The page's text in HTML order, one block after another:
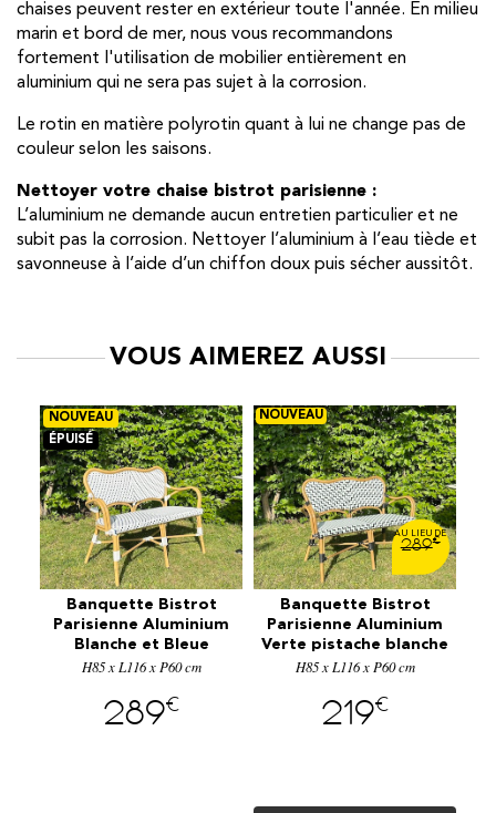
chaises peuvent rester en extérieur toute l'année. En milieu
marin et bord de mer, nous vous recommandons
fortement l'utilisation de mobilier entièrement en
aluminium qui ne sera pas sujet à la corrosion.
Le rotin en matière polyrotin quant à lui ne change pas de
couleur selon les saisons.
Nettoyer votre chaise bistrot parisienne :
L’aluminium ne demande aucun entretien particulier et ne
subit pas la corrosion. Nettoyer l’aluminium à l’eau tiède et
savonneuse à l’aide d’un chiffon doux puis sécher aussitôt.
VOUS AIMEREZ AUSSI
Banquette Bistrot
Parisienne Aluminium
Blanche et Bleue
E3005BBL
H85 x L116 x P60 cm
289€
289€
Banquette Bistrot
Parisienne Aluminium
Verte pistache blanche
et noire E3005VT
H85 x L116 x P60 cm
219€